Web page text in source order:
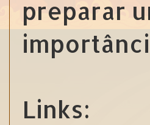
preparar
Links: